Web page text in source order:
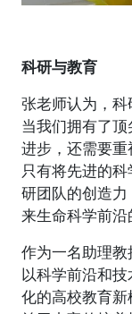
科研与教育
张老师认为，科
当我们拥有了
进步，还需要重
只有将先进的
研团队的创造
来生命科学前沿
作为一名助理
以科学前沿和
化的高校教育